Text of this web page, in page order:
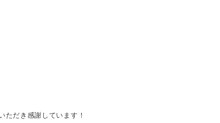
ただき感謝しています！